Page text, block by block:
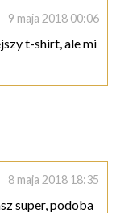
9 maja 2018 00:06
t-shirt, ale mi
8 maja 2018 18:35
super, podoba